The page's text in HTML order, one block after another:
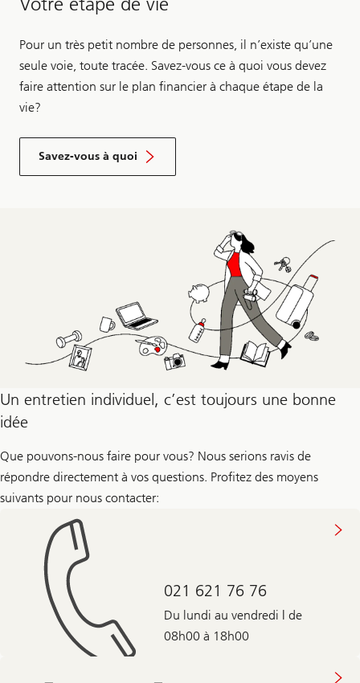
Pour un très petit nombre de personnes, il n’existe qu’une
seule voie, toute tracée. Savez-vous ce à quoi vous devez
faire attention sur le plan financier à chaque étape de la
vie?
Savez-vous à quoi
sur
les
différentes
la
vie
Un entretien individuel, c’est toujours une bonne
idée
Que pouvons-nous faire pour vous? Nous serions ravis de
répondre directement à vos questions. Profitez des moyens
suivants pour nous contacter:
021 621 76 76
Du lundi au vendredi | de
08h00 à 18h00